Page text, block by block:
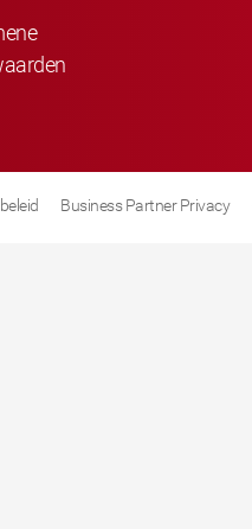
Business Partner Privacy